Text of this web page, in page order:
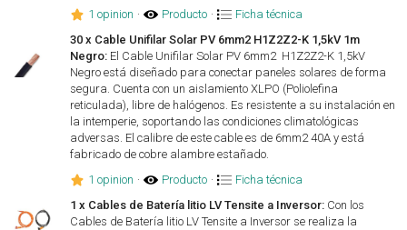
1 opinion · Producto ·
Ficha técnica
30 x Cable Unifilar Solar PV 6mm2 H1Z2Z2-K 1,5kV 1m
Negro: El Cable Unifilar Solar PV 6mm2 H1Z2Z2-K 1,5kV
Negro está diseñado para conectar paneles solares de forma
segura. Cuenta con un aislamiento XLPO (Poliolefina
reticulada), libre de halógenos. Es resistente a su instalación en
la intemperie, soportando las condiciones climatológicas
adversas. El calibre de este cable es de 6mm2 40A y está
fabricado de cobre alambre estañado.
1 opinion · Producto ·
Ficha técnica
1 x Cables de Batería litio LV Tensite a Inversor: Con los
Cables de Batería litio LV Tensite a Inversor se realiza la